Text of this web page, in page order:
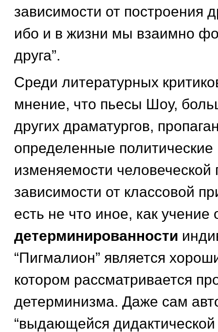
зависимости от построения
ибо и в жизни мы взаимно
друга”.
Среди литературных
мнение, что пьесы Шоу,
других драматургов,
определенные
изменяемости
зависимости от классовой
есть не что иное, как учение
детерминированности
“Пигмалион” является
котором рассматривается
детерминизма. Даже сам
“выдающейся дидактической